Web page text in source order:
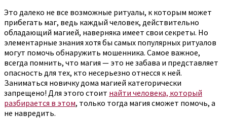
Это далеко не все возможные ритуалы, к которым может
прибегать маг, ведь каждый человек, действительно
обладающий магией, наверняка имеет свои секреты. Но
элементарные знания хотя бы самых популярных ритуалов
могут помочь обнаружить мошенника. Самое важное,
всегда помнить, что магия — это не забава и представляет
опасность для тех, кто несерьезно отнесся к ней.
Заниматься новичку дома магией категорически
запрещено! Для этого стоит найти человека, который
разбирается в этом, только тогда магия сможет помочь, а
не навредить.